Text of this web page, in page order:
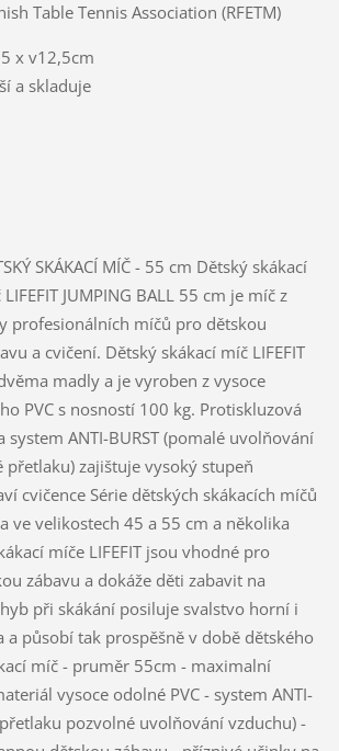
Table Tennis Association (RFETM)
x v12,5cm
a skladuje
SKÁKACÍ MÍČ - 55 cm Dětský skákací
JUMPING BALL 55 cm je míč z
profesionálních míčů pro dětskou
a cvičení. Dětský skákací míč LIFEFIT
madly a je vyroben z vysoce
PVC s nosností 100 kg. Protiskluzová
system ANTI-BURST (pomalé uvolňování
přetlaku) zajištuje vysoký stupeň
cvičence Série dětských skákacích míčů
ve velikostech 45 a 55 cm a několika
míče LIFEFIT jsou vhodné pro
zábavu a dokáže děti zabavit na
při skákání posiluje svalstvo horní i
působí tak prospěšně v době dětského
míč - pruměr 55cm - maximalní
vysoce odolné PVC - system ANTI-
pozvolné uvolňování vzduchu) -